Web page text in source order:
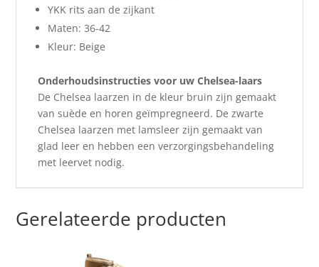
YKK rits aan de zijkant
Maten: 36-42
Kleur: Beige
Onderhoudsinstructies voor uw Chelsea-laars
De Chelsea laarzen in de kleur bruin zijn gemaakt
van suède en horen geïmpregneerd. De zwarte
Chelsea laarzen met lamsleer zijn gemaakt van
glad leer en hebben een verzorgingsbehandeling
met leervet nodig.
Gerelateerde producten